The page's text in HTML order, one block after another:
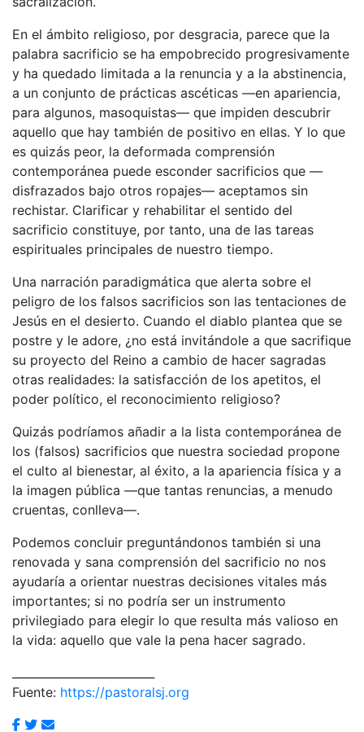
En el ámbito religioso, por desgracia, parece que la
palabra sacrificio se ha empobrecido progresivamente
y ha quedado limitada a la renuncia y a la abstinencia,
a un conjunto de prácticas ascéticas —en apariencia,
para algunos, masoquistas— que impiden descubrir
aquello que hay también de positivo en ellas. Y lo que
es quizás peor, la deformada comprensión
contemporánea puede esconder sacrificios que —
disfrazados bajo otros ropajes— aceptamos sin
rechistar. Clarificar y rehabilitar el sentido del
sacrificio constituye, por tanto, una de las tareas
espirituales principales de nuestro tiempo.
Una narración paradigmática que alerta sobre el
peligro de los falsos sacrificios son las tentaciones de
Jesús en el desierto. Cuando el diablo plantea que se
postre y le adore, ¿no está invitándole a que sacrifique
su proyecto del Reino a cambio de hacer sagradas
otras realidades: la satisfacción de los apetitos, el
poder político, el reconocimiento religioso?
Quizás podríamos añadir a la lista contemporánea de
los (falsos) sacrificios que nuestra sociedad propone
el culto al bienestar, al éxito, a la apariencia física y a
la imagen pública —que tantas renuncias, a menudo
cruentas, conlleva—.
Podemos concluir preguntándonos también si una
renovada y sana comprensión del sacrificio no nos
ayudaría a orientar nuestras decisiones vitales más
importantes; si no podría ser un instrumento
privilegiado para elegir lo que resulta más valioso en
la vida: aquello que vale la pena hacer sagrado.
Fuente: https://pastoralsj.org